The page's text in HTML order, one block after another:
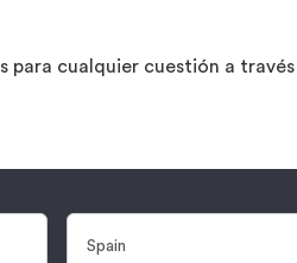
cualquier cuestión a través